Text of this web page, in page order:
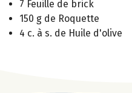
7 Feuille de brick
150 g de Roquette
4 c. à s. de Huile d'olive